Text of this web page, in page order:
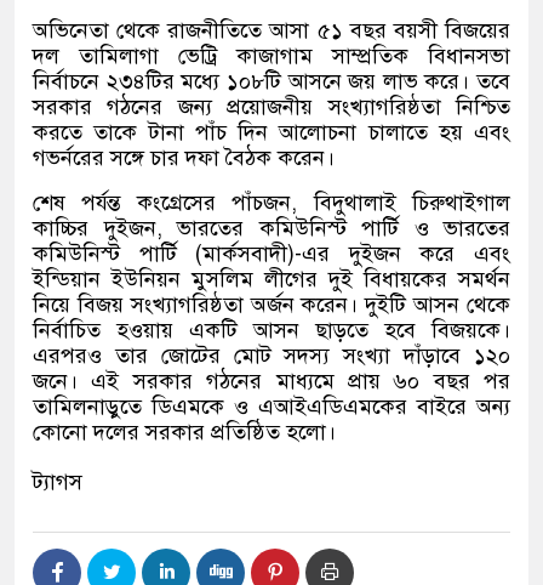
অভিনেতা থেকে রাজনীতিতে আসা ৫১ বছর বয়সী বিজয়ের
দল তামিলাগা ভেট্রি কাজাগাম সাম্প্রতিক বিধানসভা
নির্বাচনে ২৩৪টির মধ্যে ১০৮টি আসনে জয় লাভ করে। তবে
সরকার গঠনের জন্য প্রয়োজনীয় সংখ্যাগরিষ্ঠতা নিশ্চিত
করতে তাকে টানা পাঁচ দিন আলোচনা চালাতে হয় এবং
গভর্নরের সঙ্গে চার দফা বৈঠক করেন।
শেষ পর্যন্ত কংগ্রেসের পাঁচজন,বিদুথালাই চিরুথাইগাল
কাচ্চির দুইজন,ভারতের কমিউনিস্ট পার্টি ও ভারতের
কমিউনিস্ট পার্টি(মার্কসবাদী)-এর দুইজন করে এবং
ইন্ডিয়ান ইউনিয়ন মুসলিম লীগের দুই বিধায়কের সমর্থন
নিয়ে বিজয় সংখ্যাগরিষ্ঠতা অর্জন করেন। দুইটি আসন থেকে
নির্বাচিত হওয়ায় একটি আসন ছাড়তে হবে বিজয়কে।
এরপরও তার জোটের মোট সদস্য সংখ্যা দাঁড়াবে ১২০
জনে। এই সরকার গঠনের মাধ্যমে প্রায় ৬০ বছর পর
তামিলনাড়ুতে ডিএমকে ও এআইএডিএমকের বাইরে অন্য
কোনো দলের সরকার প্রতিষ্ঠিত হলো।
ট্যাগস